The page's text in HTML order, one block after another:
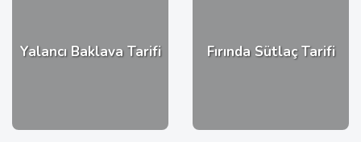
Yalancı Baklava Tarifi Fırında Sütlaç Tarifi